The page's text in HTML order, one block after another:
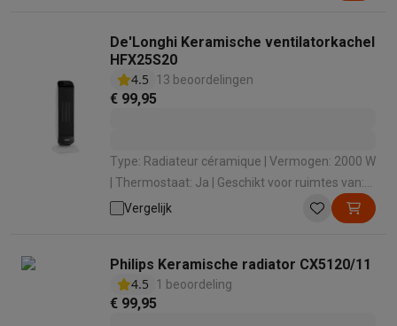
De'Longhi Keramische ventilatorkachel
HFX25S20
4.5
13 beoordelingen
€ 99,95
Type: Radiateur céramique | Vermogen: 2000 W
| Thermostaat: Ja | Geschikt voor ruimtes van:
60 m³ | Aantal vermogenstanden: 2
Vergelijk
Philips Keramische radiator CX5120/11
4.5
1 beoordeling
€ 99,95